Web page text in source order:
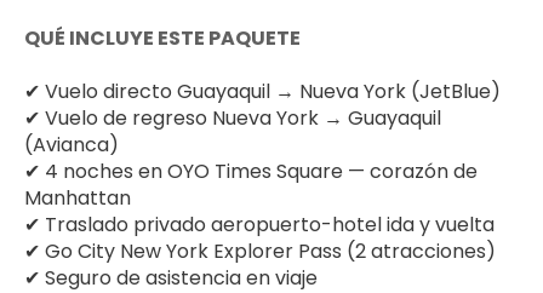
QUÉ INCLUYE ESTE PAQUETE
✔ Vuelo directo Guayaquil → Nueva York (JetBlue)
✔ Vuelo de regreso Nueva York → Guayaquil
(Avianca)
✔ 4 noches en OYO Times Square — corazón de
Manhattan
✔ Traslado privado aeropuerto-hotel ida y vuelta
✔ Go City New York Explorer Pass (2 atracciones)
✔ Seguro de asistencia en viaje